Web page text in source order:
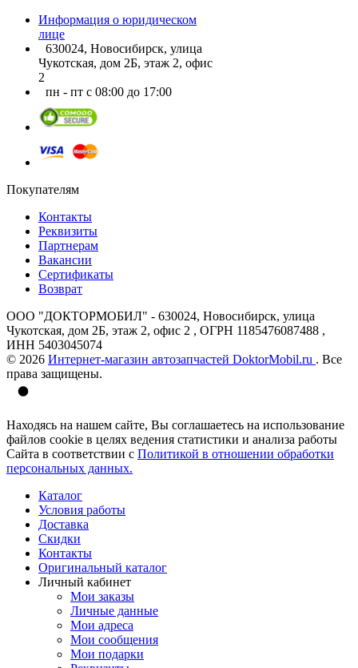
Информация о юридическом
лице
630024, Новосибирск, улица
Чукотская, дом 2Б, этаж 2, офис
2
пн - пт с 08:00 до 17:00
Покупателям
Контакты
Реквизиты
Партнерам
Вакансии
Сертификаты
Возврат
ООО "ДОКТОРМОБИЛ" - 630024, Новосибирск, улица
Чукотская, дом 2Б, этаж 2, офис 2 , ОГРН 1185476087488 ,
ИНН 5403045074
© 2026 Интернет-магазин автозапчастей DoktorMobil.ru . Все
права защищены.
Находясь на нашем сайте, Вы соглашаетесь на использование
файлов cookie в целях ведения статистики и анализа работы
Сайта в соответствии с Политикой в отношении обработки
персональных данных.
Каталог
Условия работы
Доставка
Скидки
Контакты
Оригинальный каталог
Личный кабинет
Мои заказы
Личные данные
Мои адреса
Мои сообщения
Мои подарки